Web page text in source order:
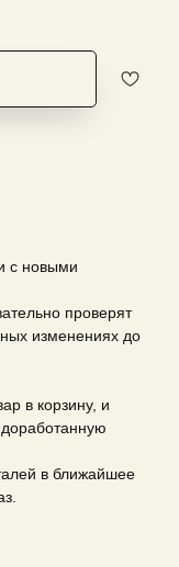
с новыми
проверят
изменениях до
в корзину, и
в ближайшее